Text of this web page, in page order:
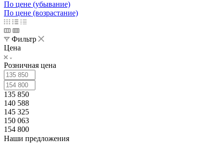
По цене (убывание)
По цене (возрастание)
Фильтр
Цена
Розничная цена
135 850
140 588
145 325
150 063
154 800
Наши предложения